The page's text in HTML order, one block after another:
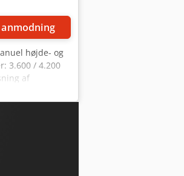
anmodning
højde- og
3.600 / 4.200
af
Asf A
104
for